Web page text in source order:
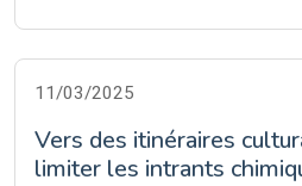
11/03/2025
Vers des itinéraires
limiter les intrants